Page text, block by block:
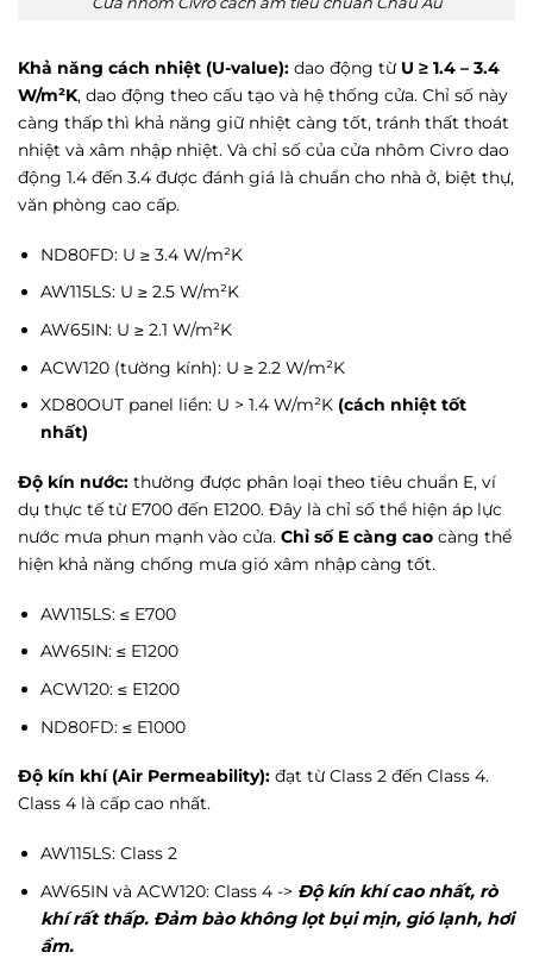
Khả năng cách nhiệt (U-value): dao động từU ≥ 1.4 – 3.4
W/m²K, dao động theo cấu tạo và hệ thống cửa. Chỉ số này
càng thấp thì khả năng giữ nhiệt càng tốt, tránh thất thoát
nhiệt và xâm nhập nhiệt. Và chỉ số của cửa nhôm Civro dao
động 1.4 đến 3.4 được đánh giá là chuẩn cho nhà ở, biệt thự,
văn phòng cao cấp.
ND80FD: U ≥ 3.4 W/m²K
AW115LS: U ≥ 2.5 W/m²K
AW65IN: U ≥ 2.1 W/m²K
ACW120 (tường kính): U ≥ 2.2 W/m²K
XD80OUT panel liền: U > 1.4 W/m²K (cách nhiệt tốt
nhất)
Độ kín nước: thường được phân loại theo tiêu chuẩn E, ví
dụ thực tế từ E700 đến E1200. Đây là chỉ số thể hiện áp lực
nước mưa phun mạnh vào cửa. Chỉ số E càng cao càng thể
hiện khả năng chống mưa gió xâm nhập càng tốt.
AW115LS: ≤ E700
AW65IN: ≤ E1200
ACW120: ≤ E1200
ND80FD: ≤ E1000
Độ kín khí (Air Permeability): đạt từ Class 2 đến Class 4.
Class 4 là cấp cao nhất.
AW115LS: Class 2
AW65IN và ACW120: Class 4 -> Độ kín khí cao nhất, rò
khí rất thấp. Đảm bào không lọt bụi mịn, gió lạnh, hơi
ẩm.